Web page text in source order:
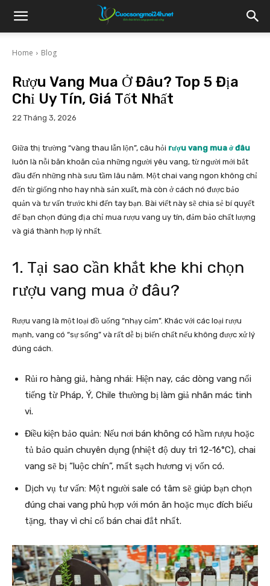
Home Blog
Rượu Vang Mua Ở Đâu? Top 5 Địa
Chỉ Uy Tín, Giá Tốt Nhất
22 Tháng 3, 2026
Giữa thị trường “vàng thau lẫn lộn”, câu hỏi rượu vang mua ở đâu
luôn là nỗi băn khoăn của những người yêu vang, từ người mới bắt
đầu đến những nhà sưu tầm lâu năm. Một chai vang ngon không chỉ
đến từ giống nho hay nhà sản xuất, mà còn ở cách nó được bảo
quản và tư vấn trước khi đến tay bạn. Bài viết này sẽ chia sẻ bí quyết
để bạn chọn đúng địa chỉ mua rượu vang uy tín, đảm bảo chất lượng
và giá thành hợp lý nhất.
1. Tại sao cần khắt khe khi chọn
rượu vang mua ở đâu?
Rượu vang là một loại đồ uống “nhạy cảm”. Khác với các loại rượu
mạnh, vang có “sự sống” và rất dễ bị biến chất nếu không được xử lý
đúng cách.
Rủi ro hàng giả, hàng nhái: Hiện nay, các dòng vang nổi
tiếng từ Pháp, Ý, Chile thường bị làm giả nhãn mác tinh
vi.
Điều kiện bảo quản: Nếu nơi bán không có hầm rượu hoặc
tủ bảo quản chuyên dụng (nhiệt độ duy trì 12-16°C), chai
vang sẽ bị “luộc chín”, mất sạch hương vị vốn có.
Dịch vụ tư vấn: Một người sale có tâm sẽ giúp bạn chọn
đúng chai vang phù hợp với món ăn hoặc mục đích biếu
tặng, thay vì chỉ cố bán chai đắt nhất.